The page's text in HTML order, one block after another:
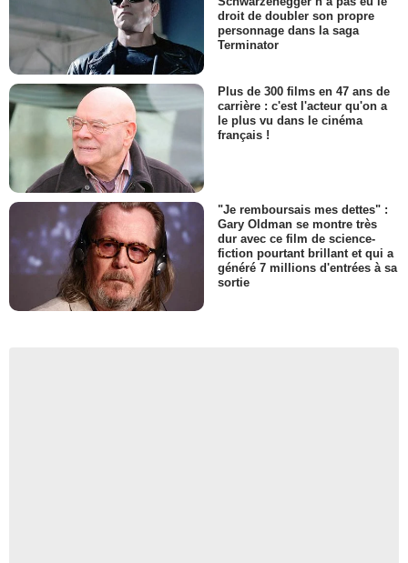
droit de doubler son propre
personnage dans la saga
Terminator
Plus de 300 films en 47 ans de
carrière : c'est l'acteur qu'on a
le plus vu dans le cinéma
français !
"Je remboursais mes dettes" :
Gary Oldman se montre très
dur avec ce film de science-
fiction pourtant brillant et qui a
généré 7 millions d'entrées à sa
sortie